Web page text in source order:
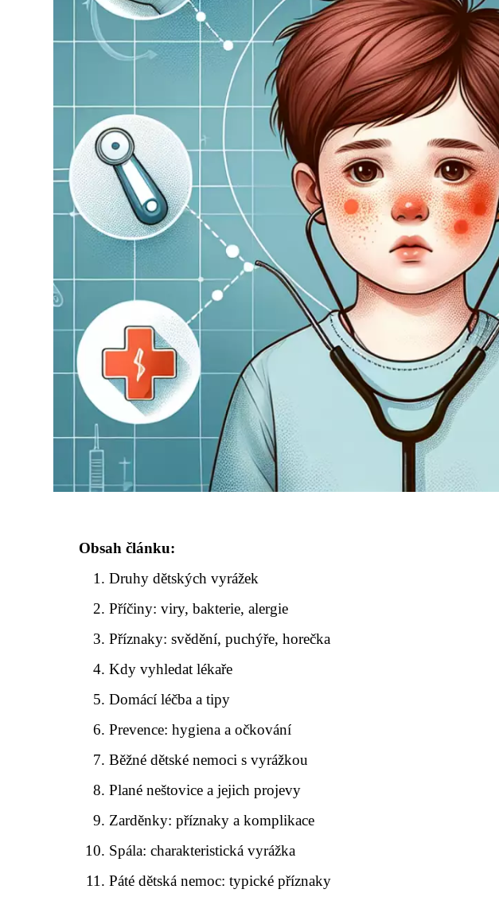
Obsah článku:
Druhy dětských vyrážek
Příčiny: viry, bakterie, alergie
Příznaky: svědění, puchýře, horečka
Kdy vyhledat lékaře
Domácí léčba a tipy
Prevence: hygiena a očkování
Běžné dětské nemoci s vyrážkou
Plané neštovice a jejich projevy
Zarděnky: příznaky a komplikace
Spála: charakteristická vyrážka
Páté dětská nemoc: typické příznaky